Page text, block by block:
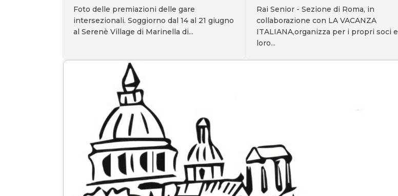
Foto delle premiazioni delle gare
intersezionali. Soggiorno dal 14 al 21 giugno
al Serenè Village di Marinella di...
Rai Senior - Sezione di Roma, in
collaborazione con LA VACANZA
ITALIANA,organizza per i propri soci e
loro...